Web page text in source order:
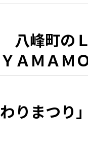
八峰町の
ＭＡＭ
」 県北
りまつ